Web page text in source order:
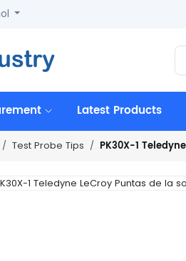
Latest Products
Test Probe Tips PK30X-1